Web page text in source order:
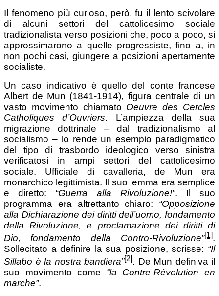
Il fenomeno più curioso, però, fu il lento scivolare
di alcuni settori del cattolicesimo sociale
tradizionalista verso posizioni che, poco a poco, si
approssimarono a quelle progressiste, fino a, in
non pochi casi, giungere a posizioni apertamente
socialiste.
Un caso indicativo è quello del conte francese
Albert de Mun (1841-1914), figura centrale di un
vasto movimento chiamato Oeuvre des Cercles
Catholiques d’Ouvriers. L’ampiezza della sua
migrazione dottrinale – dal tradizionalismo al
socialismo – lo rende un esempio paradigmatico
del tipo di trasbordo ideologico verso sinistra
verificatosi in ampi settori del cattolicesimo
sociale. Ufficiale di cavalleria, de Mun era
monarchico legittimista. Il suo lemma era semplice
e diretto: “Guerra alla Rivoluzione!”. Il suo
programma era altrettanto chiaro: “Opposizione
alla Dichiarazione dei diritti dell’uomo, fondamento
della Rivoluzione, e proclamazione dei diritti di
Dio, fondamento della Contro-Rivoluzione”[1].
Sollecitato a definire la sua posizione, scrisse: “Il
Sillabo è la nostra bandiera”[2]. De Mun definiva il
suo movimento come “la Contre-Révolution en
marche”.